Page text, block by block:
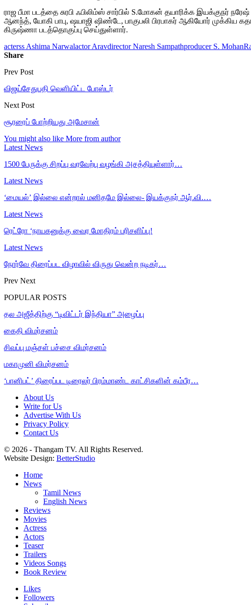
ராஜ பீமா படத்தை சுரபி ஃபிலிம்ஸ் சார்பில் S.மோகன் தயாரிக்க இயக்குநர்
ஆனந்த், யோகி பாபு, ஷயாஜி ஷிண்டே, பாகுபலி பிரபாகர் ஆகியோர் முக்கிய
கிருஷ்ணா படத்தொகுப்பு செய்துள்ளார்.
acterss Ashima Narwalactor Aravdirector Naresh Sampathproducer S. Mohan
Share
Prev Post
விஜய்சேதுபதி வெளியிட்ட போஸ்டர்
Next Post
சூரரைப் போற்றியது அமேசான்
You might also like More from author
Latest News
1500 பேருக்கு சிறப்பு வரவேற்பு வழங்கி அசத்தியுள்ளார்…
Latest News
‘மையல்’ இல்லை என்றால் மனிதமே இல்லை- இயக்குநர் ஆர்.வி.…
Latest News
ரெட்ரோ ‘நாயகனுக்கு வைர மோதிரம் பரிசளிப்பு!
Latest News
நோர்வே திரைப்பட விழாவில் விருது வென்ற நடிகர்…
Prev Next
POPULAR POSTS
தல அஜீத்திற்கு “டிவிட்டர் இந்தியா” அழைப்பு
கைதி விமர்சனம்
சிவப்பு மஞ்சள் பச்சை விமர்சனம்
மகாமுனி விமர்சனம்
‘பானிபட்’ திரைப்பட டிரைலர் பிரம்மாண்ட காட்சிகளின் கம்பீர…
About Us
Write for Us
Advertise With Us
Privacy Policy
Contact Us
© 2026 - Thangam TV. All Rights Reserved.
Website Design: BetterStudio
Home
News
Tamil News
English News
Reviews
Movies
Actress
Actors
Teaser
Trailers
Videos Songs
Book Review
Likes
Followers